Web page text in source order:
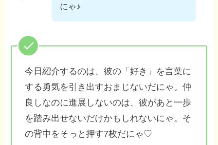
にゃ♪
今日紹介するのは、彼の「好き」を言葉に
する勇気を引き出すおまじないだにゃ。仲
良しなのに進展しないのは、彼があと一歩
を踏み出せないだけかもしれないにゃ。そ
の背中をそっと押す7枚だにゃ♡